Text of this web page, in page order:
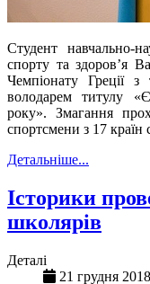
Студент навчально-
спорту та здоров’я
Чемпіонату Греції
володарем титулу
року». Змагання
спортсмени з 17 країн
Детальніше...
Історики
школярів
Деталі
21 грудня 2018